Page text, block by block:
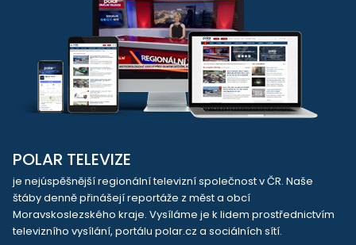
POLAR TELEVIZE
je nejúspěšnější regionální televizní společnost v ČR. Naše
štáby denně přinášejí reportáže z měst a obcí
Moravskoslezského kraje. Vysíláme je k lidem prostřednictvím
televizního vysílání, portálu polar.cz a sociálních sítí.